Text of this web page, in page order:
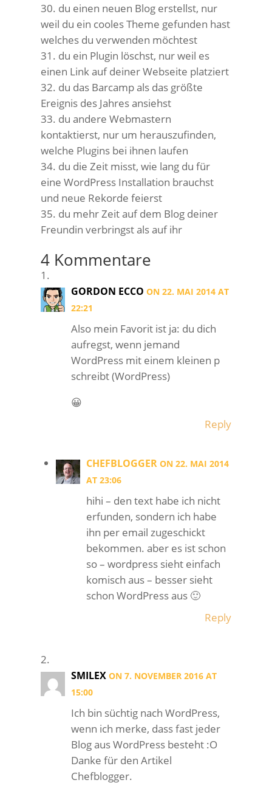
du einen neuen Blog erstellst, nur
weil du ein cooles Theme gefunden hast
welches du verwenden möchtest
du ein Plugin löschst, nur weil es
einen Link auf deiner Webseite platziert
du das Barcamp als das größte
Ereignis des Jahres ansiehst
du andere Webmastern
kontaktierst, nur um herauszufinden,
welche Plugins bei ihnen laufen
du die Zeit misst, wie lang du für
eine WordPress Installation brauchst
und neue Rekorde feierst
du mehr Zeit auf dem Blog deiner
Freundin verbringst als auf ihr
4 Kommentare
GORDON ECCO ON 22. MAI 2014 AT
22:21
Also mein Favorit ist ja: du dich
aufregst, wenn jemand
WordPress mit einem kleinen p
schreibt (WordPress)
😀
Reply
CHEFBLOGGER ON 22. MAI 2014
AT 23:06
hihi – den text habe ich nicht
erfunden, sondern ich habe
ihn per email zugeschickt
bekommen. aber es ist schon
so – wordpress sieht einfach
komisch aus – besser sieht
schon WordPress aus 🙂
Reply
SMILEX ON 7. NOVEMBER 2016 AT
15:00
Ich bin süchtig nach WordPress,
wenn ich merke, dass fast jeder
Blog aus WordPress besteht :O
Danke für den Artikel
Chefblogger.